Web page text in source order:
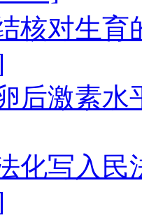
核对生育
后激素水
化写入